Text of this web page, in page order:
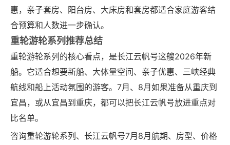
惠，亲子套房、阳台房、大床房和套房都适合家庭游客结
合预算和人数进一步确认。
重轮游轮系列推荐总结
重轮游轮系列的核心看点，是长江云帆号这艘2026年新
船。它适合想要新船、大体量空间、亲子优惠、三峡经典
航线和船上活动氛围的游客。7月、8月如果准备从重庆到
宜昌，或从宜昌到重庆，都可以把长江云帆号放进重点对
比名单。
咨询重轮游轮系列、长江云帆号7月8月航期、房型、价格